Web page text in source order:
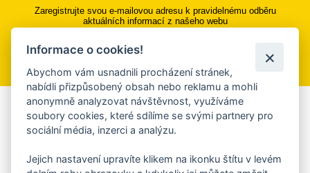
Zaregistrujte svou e-mailovou adresu k pravidelnému odběru
aktuálních informací z našeho webu
Přihlásit se k odběru
Aplikace Mobilní rozhlas
Chcete dostávat do svého mobilu či mailu upozornění na
ankety, pozvánky na kulturní a sportovní akce?
Informace o cookies!
Abychom vám usnadnili procházení stránek,
nabídli přizpůsobený obsah nebo reklamu a mohli
anonymně analyzovat návštěvnost, využíváme
soubory cookies, které sdílíme se svými partnery pro
sociální média, inzerci a analýzu.
Jejich nastavení upravíte klikem na ikonku štítu v levém